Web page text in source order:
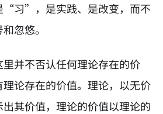
“习”，是实践、是改变，而不
忽悠。
并不否认任何理论存在的价
论存在的价值。理论，以无价
其价值，理论的价值以理论的